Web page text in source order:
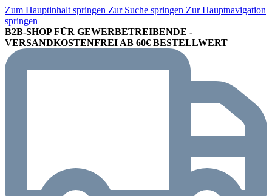
Zum Hauptinhalt springen Zur Suche springen Zur Hauptnavigation
springen
B2B-SHOP FÜR GEWERBETREIBENDE -
VERSANDKOSTENFREI AB 60€ BESTELLWERT